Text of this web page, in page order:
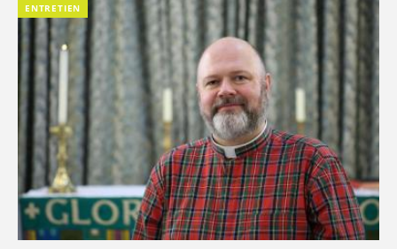
ENTRETIEN